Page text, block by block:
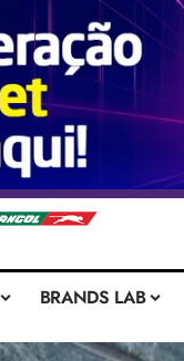
BRANDS LAB